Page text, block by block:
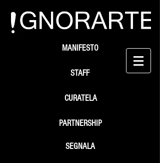
STAFF
SEGNALA
MANIFESTO
PARTNERSHIP
CURATELA